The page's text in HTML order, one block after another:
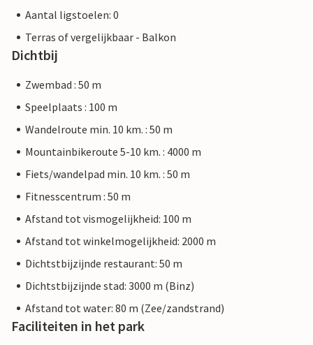
Aantal ligstoelen: 0
Terras of vergelijkbaar - Balkon
Dichtbij
Zwembad : 50 m
Speelplaats : 100 m
Wandelroute min. 10 km. : 50 m
Mountainbikeroute 5-10 km. : 4000 m
Fiets/wandelpad min. 10 km. : 50 m
Fitnesscentrum : 50 m
Afstand tot vismogelijkheid: 100 m
Afstand tot winkelmogelijkheid: 2000 m
Dichtstbijzijnde restaurant: 50 m
Dichtstbijzijnde stad: 3000 m (Binz)
Afstand tot water: 80 m (Zee/zandstrand)
Faciliteiten in het park